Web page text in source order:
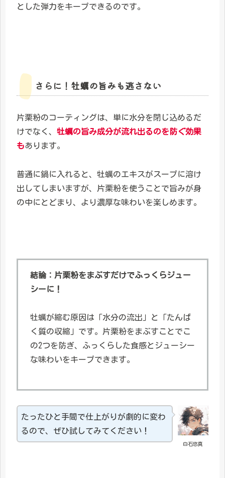
とした弾力をキープできるのです。
さらに！牡蠣の旨みも逃さない
片栗粉のコーティングは、単に水分を閉じ込めるだ
けでなく、 牡蠣の旨み成分が流れ出るのを防ぐ効果
もあります。
普通に鍋に入れると、牡蠣のエキスがスープに溶け
出してしまいますが、片栗粉を使うことで旨みが身
の中にとどまり、より濃厚な味わいを楽しめます。
結論：片栗粉をまぶすだけでふっくらジュー
シーに！
牡蠣が縮む原因は「水分の流出」と「たんぱ
く質の収縮」です。片栗粉をまぶすことでこ
の2つを防ぎ、ふっくらした食感とジューシー
な味わいをキープできます。
白石悠真
たったひと手間で仕上がりが劇的に変わ
るので、ぜひ試してみてください！